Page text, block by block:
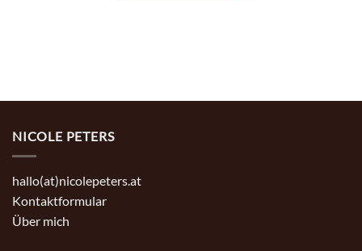
NICOLE PETERS
hallo(at)nicolepeters.at
Kontaktformular
Über mich